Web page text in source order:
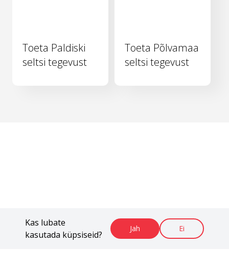
Kas lubate
kasutada küpsiseid?
Jah Ei
Toeta Paldiski
seltsi tegevust
Toeta Põlvamaa
seltsi tegevust